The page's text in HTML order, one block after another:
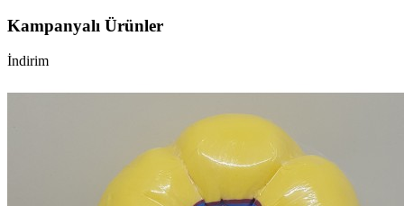
Kampanyalı Ürünler
İndirim